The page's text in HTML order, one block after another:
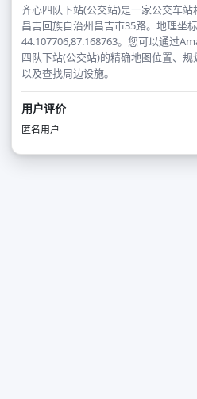
齐心四队下站(公交站)是一家公交车站
昌吉回族自治州昌吉市35路。地理坐标
44.107706,87.168763。您可以通过
四队下站(公交站)的精确地图位置、规
以及查找周边设施。
用户评价
匿名用户